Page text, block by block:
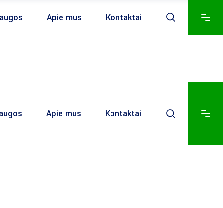
Apie mus Kontaktai
Apie mus Kontaktai